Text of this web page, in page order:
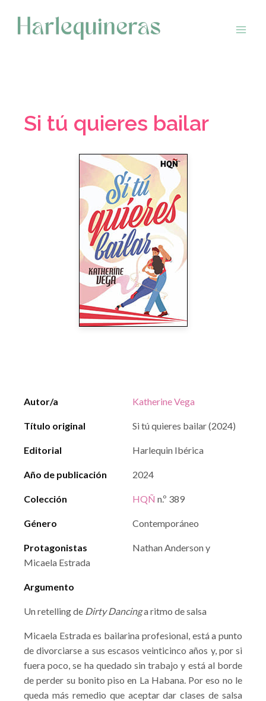
contenido
Si tú quieres bailar
Autor/a Katherine Vega
Título original Si tú quieres bailar (2024)
Editorial Harlequin Ibérica
Año de publicación 2024
Colección HQÑ n.º 389
Género Contemporáneo
Protagonistas
Nathan Anderson y
Micaela Estrada
Argumento
Un retelling de Dirty Dancinga ritmo de salsa
Micaela Estrada es bailarina profesional, está a punto
de divorciarse a sus escasos veinticinco años y, por si
fuera poco, se ha quedado sin trabajo y está al borde
de perder su bonito piso en La Habana. Por eso no le
queda más remedio que aceptar dar clases de salsa